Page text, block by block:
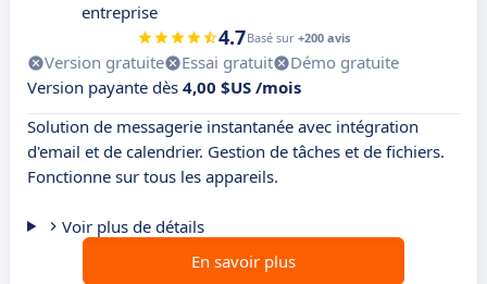
entreprise
4.7Basé sur +200 avis
Version gratuite Essai gratuit
Démo gratuite
Version payante dès 4,00 $US /mois
Solution de messagerie instantanée avec intégration
d'email et de calendrier. Gestion de tâches et de fichiers.
Fonctionne sur tous les appareils.
Voir plus de détails
En savoir plus